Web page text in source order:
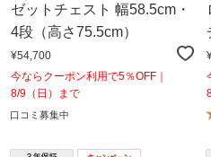
ゼットチェスト 幅58.5cm・
4段（高さ75.5cm）
¥54,700
今ならクーポン利用で5％OFF｜
8/9（日）まで
口コミ募集中